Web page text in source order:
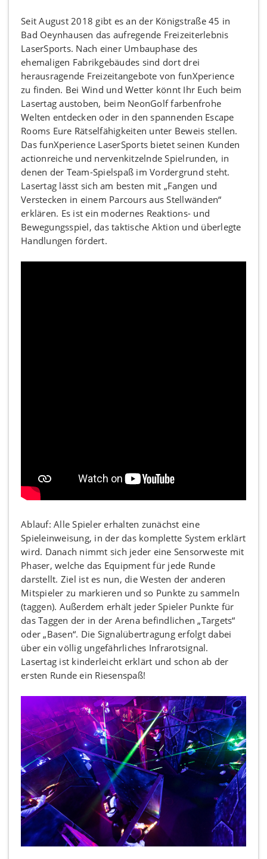
Seit August 2018 gibt es an der Königstraße 45 in
Bad Oeynhausen das aufregende Freizeiterlebnis
LaserSports. Nach einer Umbauphase des
ehemaligen Fabrikgebäudes sind dort drei
herausragende Freizeitangebote von funXperience
zu finden. Bei Wind und Wetter könnt Ihr Euch beim
Lasertag austoben, beim NeonGolf farbenfrohe
Welten entdecken oder in den spannenden Escape
Rooms Eure Rätselfähigkeiten unter Beweis stellen.
Das funXperience LaserSports bietet seinen Kunden
actionreiche und nervenkitzelnde Spielrunden, in
denen der Team-Spielspaß im Vordergrund steht.
Lasertag lässt sich am besten mit „Fangen und
Verstecken in einem Parcours aus Stellwänden“
erklären. Es ist ein modernes Reaktions- und
Bewegungsspiel, das taktische Aktion und überlegte
Handlungen fördert.
Ablauf: Alle Spieler erhalten zunächst eine
Spieleinweisung, in der das komplette System erklärt
wird. Danach nimmt sich jeder eine Sensorweste mit
Phaser, welche das Equipment für jede Runde
darstellt. Ziel ist es nun, die Westen der anderen
Mitspieler zu markieren und so Punkte zu sammeln
(taggen). Außerdem erhält jeder Spieler Punkte für
das Taggen der in der Arena befindlichen „Targets“
oder „Basen“. Die Signalübertragung erfolgt dabei
über ein völlig ungefährliches Infrarotsignal.
Lasertag ist kinderleicht erklärt und schon ab der
ersten Runde ein Riesenspaß!